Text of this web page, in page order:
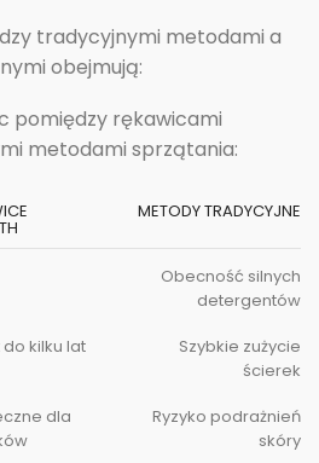
tradycyjnymi metodami a
obejmują:
pomiędzy rękawicami
metodami sprzątania:
METODY TRADYCYJNE
Obecność silnych
detergentów
kilku lat
Szybkie zużycie
ścierek
dla
Ryzyko podrażnień
skóry